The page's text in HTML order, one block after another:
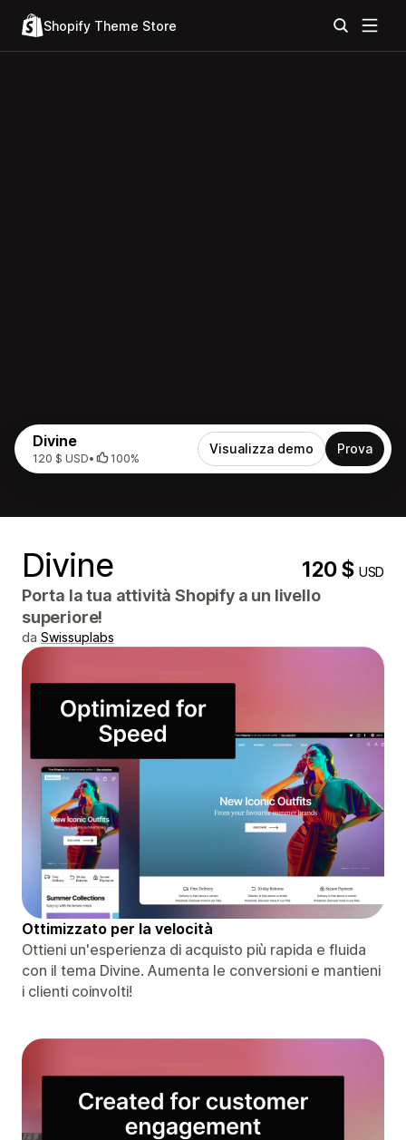
Shopify Theme Store
Divine
120 $ USD• 100%
Visualizza demo Prova
Divine 120 $USD
Porta la tua attività Shopify a un livello
superiore!
da Swissuplabs
Ottimizzato per la velocità
Ottieni un'esperienza di acquisto più rapida e fluida
con il tema Divine. Aumenta le conversioni e mantieni
i clienti coinvolti!